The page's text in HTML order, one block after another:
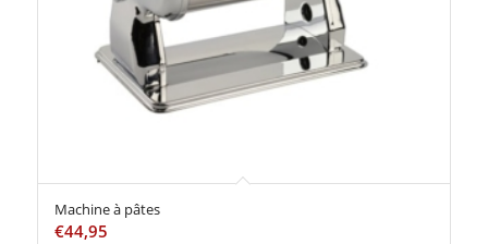
Machine à pâtes
€44,95